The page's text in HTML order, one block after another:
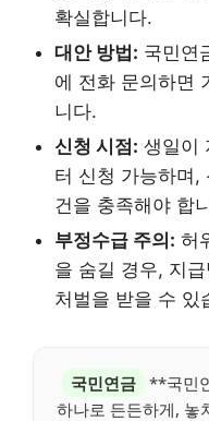
확실합니다.
대안 방법: 국민연
에 전화 문의하면
니다.
신청 시점: 생일이
터 신청 가능하며,
건을 충족해야 합
부정수급 주의: 허
을 숨길 경우, 지
처벌을 받을 수 있
국민연금
**국민
하나로 든든하게,